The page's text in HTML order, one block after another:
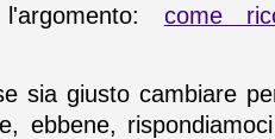
come
sia giusto cambiare
ebbene,